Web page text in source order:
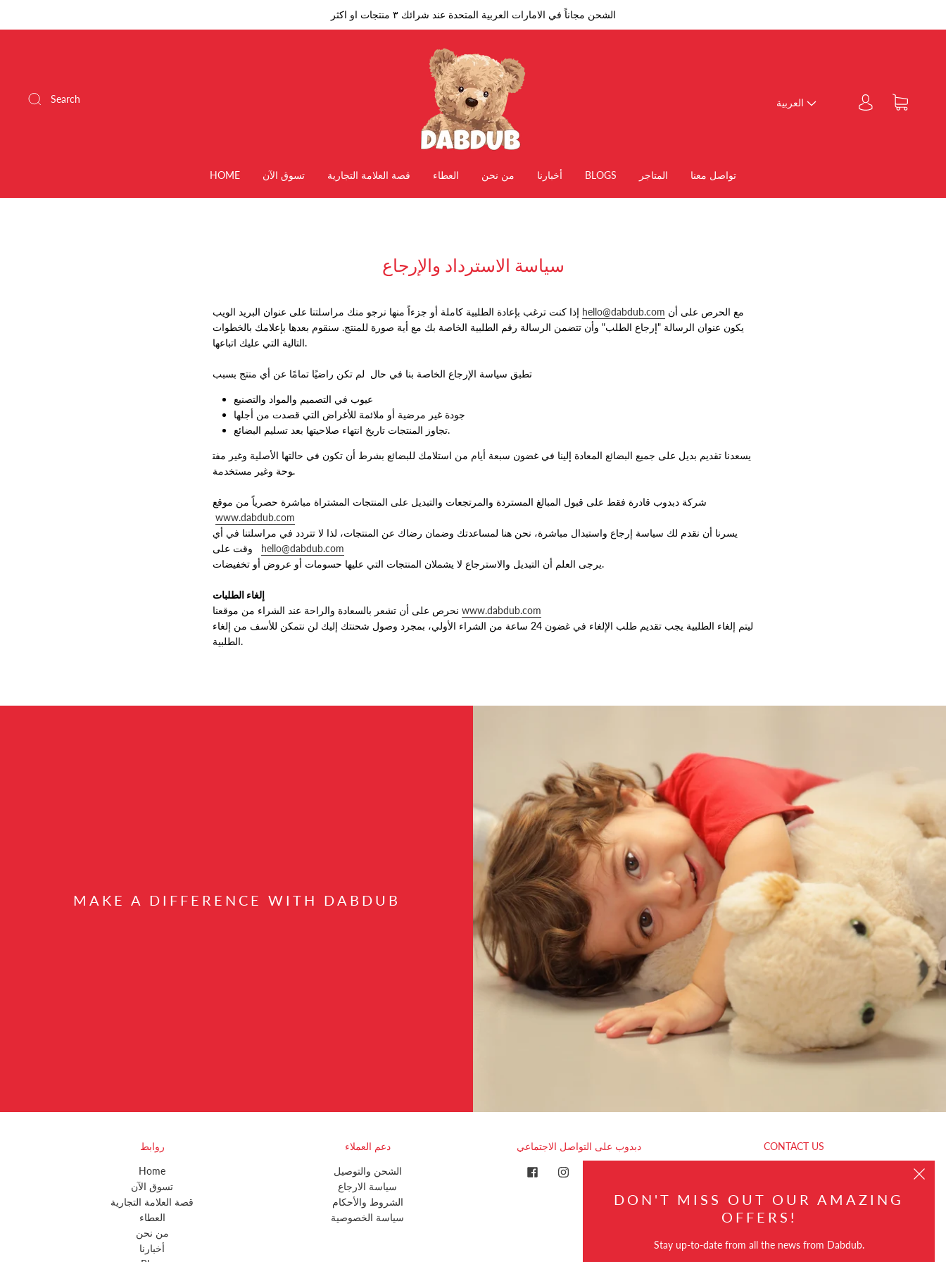
الشحن مجاناً في الامارات العربية المتحدة عند شرائك ٣ منتجات او اكثر
Search
HOME تسوق الآن قصة العلامة التجارية العطاء من نحن أخبارنا BLOGS المتاجر تواصل معنا
سياسة الاسترداد والإرجاع
hello@dabdub.com
يكون عنوان الرسالة "إرجاع الطلب" وأن تتضمن الرسالة رقم الطلبية الخاصة بك مع أية صورة للمنتج. سنقوم بعدها بإعلامك بالخطوات
التالية التي عليك اتباعها.
تطبق سياسة الإرجاع الخاصة بنا في حال لم تكن راضيًا تمامًا عن أي منتج بسبب
عيوب في التصميم والمواد والتصنيع
تجاوز المنتجات تاريخ انتهاء صلاحيتها بعد تسليم البضائع.
يسعدنا تقديم بديل على جميع البضائع المعادة إلينا في غضون سبعة أيام من استلامك للبضائع بشرط أن تكون في حالتها الأصلية وغير مفت
وحة وغير مستخدمة.
شركة دبدوب قادرة فقط على قبول المبالغ المستردة والمرتجعات والتبديل على المنتجات المشتراة مباشرة حصرياً من موقع
www.dabdub.com
يسرنا أن نقدم لك سياسة إرجاع واستبدال مباشرة، نحن هنا لمساعدتك وضمان رضاك عن المنتجات، لذا لا تتردد في مراسلتنا في أي
hello@dabdub.com
يرجى العلم أن التبديل والاسترجاع لا يشملان المنتجات التي عليها حسومات أو عروض أو تخفيضات.
إلغاء الطلبات
www.dabdub.com
ليتم إلغاء الطلبية يجب تقديم طلب الإلغاء في غضون 24 ساعة من الشراء الأولي، بمجرد وصول شحنتك إليك لن نتمكن للأسف من إلغاء
الطلبية.
MAKE A DIFFERENCE WITH DABDUB
روابط
Home
تسوق الآن
قصة العلامة التجارية
العطاء
من نحن
أخبارنا
دعم العملاء
الشحن والتوصيل
سياسة الارجاع
الشروط والأحكام
سياسة الخصوصية
دبدوب على التواصل الاجتماعي CONTACT US
hello@dabdub.com
DON'T MISS OUT OUR AMAZING
OFFERS!
Stay up-to-date from all the news from Dabdub.